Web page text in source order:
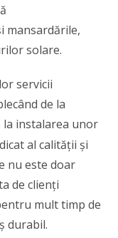
mansardările,
solare.
servicii
de la
la instalarea unor
al calității și
nu este doar
de clienți
mult timp de
durabil.